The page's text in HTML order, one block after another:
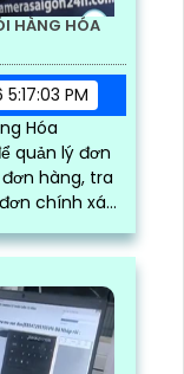
HÀNG HÓA
PM
Hóa
quản lý đơn
hàng, tra
chính xác